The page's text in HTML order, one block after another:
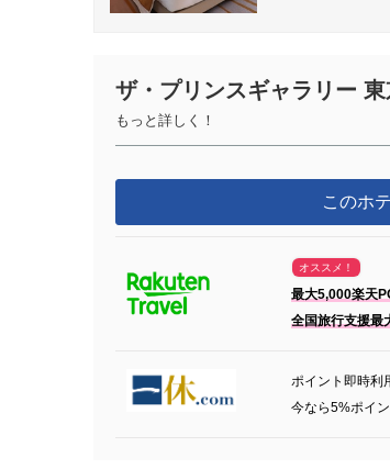
ザ・プリンスギャラリー
もっと詳しく！
このホ
オススメ！
最大5,000楽天
全国旅行支援最
ポイント即時利
今なら5%ポイ